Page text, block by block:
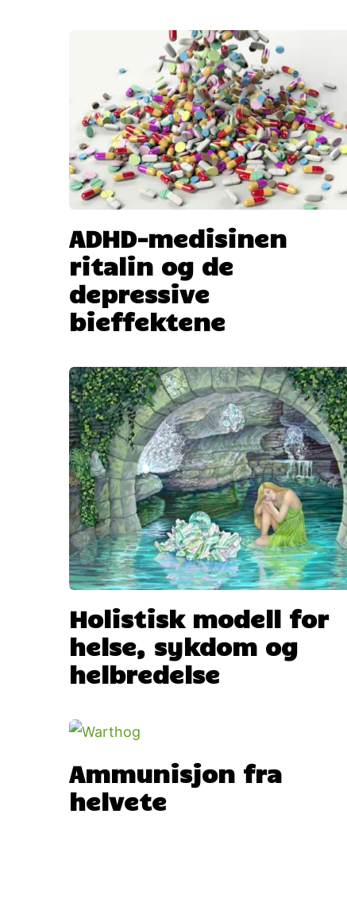
ADHD-medisinen
ritalin og de
depressive
bieffektene
Holistisk modell for
helse, sykdom og
helbredelse
Ammunisjon fra
helvete